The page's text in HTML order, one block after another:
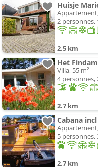
Huisje
2 personnes,
2.5 km
Het
Villa, 55 m²
4 personnes,
2.7 km
5 personnes,
2.7 km